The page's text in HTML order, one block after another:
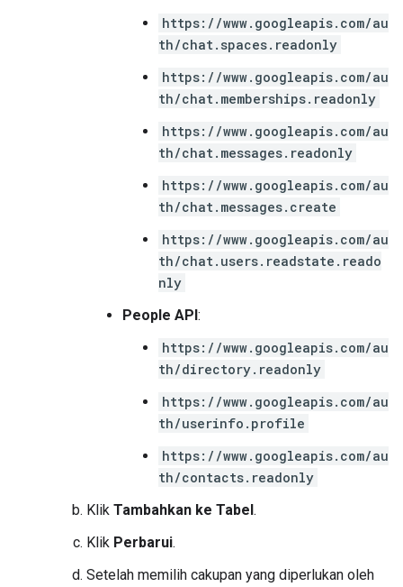
https://www.googleapis.com/au
th/chat.spaces.readonly
https://www.googleapis.com/au
th/chat.memberships.readonly
https://www.googleapis.com/au
th/chat.messages.readonly
https://www.googleapis.com/au
th/chat.messages.create
https://www.googleapis.com/au
th/chat.users.readstate.reado
nly
People API:
https://www.googleapis.com/au
th/directory.readonly
https://www.googleapis.com/au
th/userinfo.profile
https://www.googleapis.com/au
th/contacts.readonly
Klik Tambahkan ke Tabel.
Klik Perbarui.
Setelah memilih cakupan yang diperlukan oleh